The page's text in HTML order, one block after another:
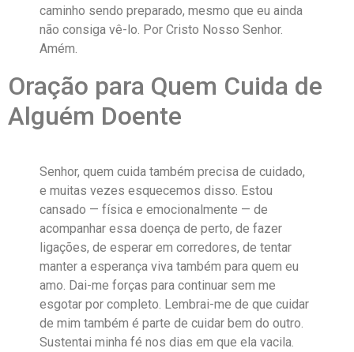
caminho sendo preparado, mesmo que eu ainda
não consiga vê-lo. Por Cristo Nosso Senhor.
Amém.
Oração para Quem Cuida de
Alguém Doente
Senhor, quem cuida também precisa de cuidado,
e muitas vezes esquecemos disso. Estou
cansado — física e emocionalmente — de
acompanhar essa doença de perto, de fazer
ligações, de esperar em corredores, de tentar
manter a esperança viva também para quem eu
amo. Dai-me forças para continuar sem me
esgotar por completo. Lembrai-me de que cuidar
de mim também é parte de cuidar bem do outro.
Sustentai minha fé nos dias em que ela vacila.